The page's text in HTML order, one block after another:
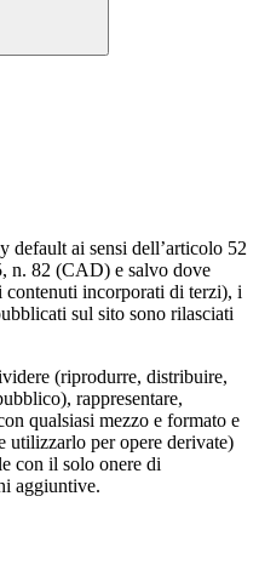
default ai sensi dell’articolo 52
n. 82 (CAD) e salvo dove
contenuti incorporati di terzi), i
sul sito sono rilasciati
(riprodurre, distribuire,
rappresentare,
qualsiasi mezzo e formato e
utilizzarlo per opere derivate)
con il solo onere di
aggiuntive.